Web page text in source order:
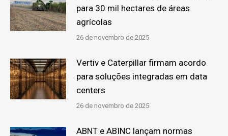
para 30 mil hectares de áreas
agrícolas
26 de novembro de 2025
Vertiv e Caterpillar firmam acordo
para soluções integradas em data
centers
26 de novembro de 2025
ABNT e ABINC lançam normas